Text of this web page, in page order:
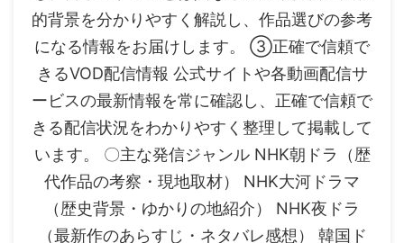
的背景を分かりやすく解説し、作品選びの参考
になる情報をお届けします。 ③正確で信頼で
きるVOD配信情報 公式サイトや各動画配信サ
ービスの最新情報を常に確認し、正確で信頼で
きる配信状況をわかりやすく整理して掲載して
います。 〇主な発信ジャンル NHK朝ドラ（歴
代作品の考察・現地取材） NHK大河ドラマ
（歴史背景・ゆかりの地紹介） NHK夜ドラ
（最新作のあらすじ・ネタバレ感想） 韓国ド